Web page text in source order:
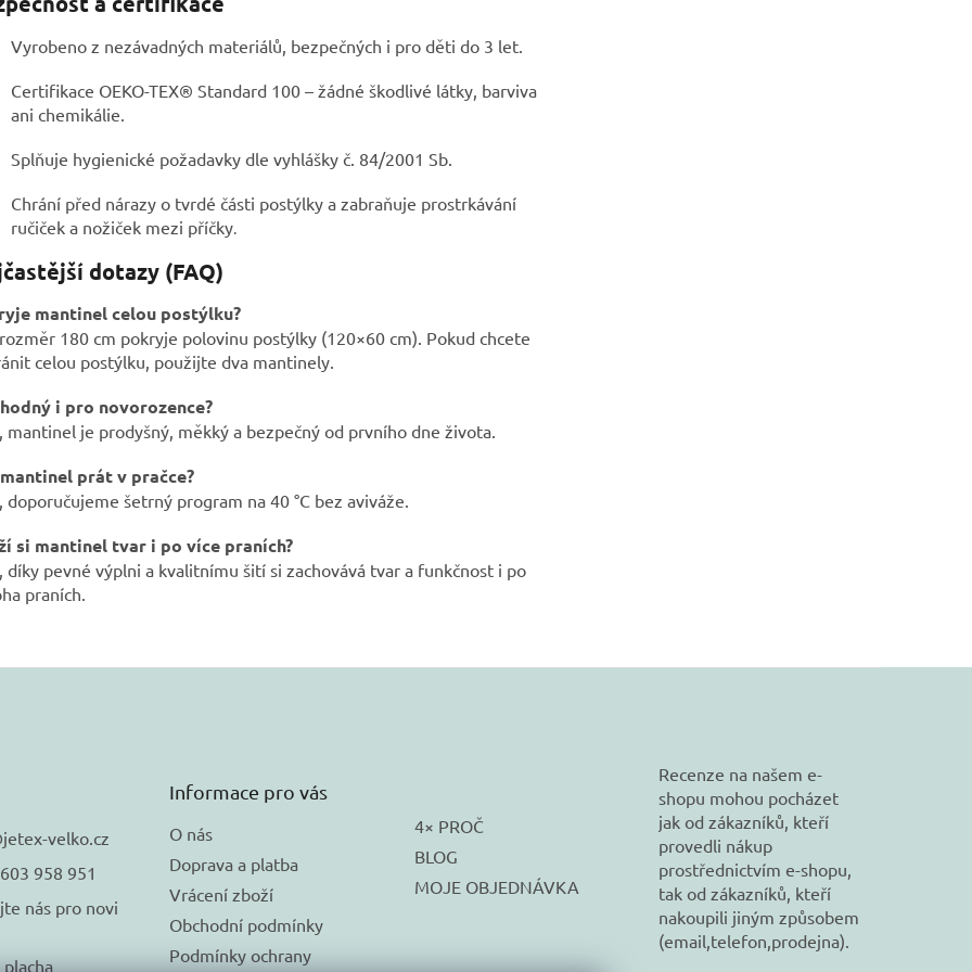
Vyrobeno z nezávadných materiálů, bezpečných i pro děti do 3 let.
Certifikace OEKO-TEX® Standard 100 – žádné škodlivé látky, barviva
ani chemikálie.
Splňuje hygienické požadavky dle vyhlášky č. 84/2001 Sb.
Chrání před nárazy o tvrdé části postýlky a zabraňuje prostrkávání
ručiček a nožiček mezi příčky.
dotazy (FAQ)
mantinel celou postýlku?
180 cm pokryje polovinu postýlky (120×60 cm). Pokud chcete
celou postýlku, použijte dva mantinely.
i pro novorozence?
mantinel je prodyšný, měkký a bezpečný od prvního dne života.
prát v pračce?
doporučujeme šetrný program na 40 °C bez aviváže.
si mantinel tvar i po více praních?
díky pevné výplni a kvalitnímu šití si zachovává tvar a funkčnost i po
praních.
jetex-velko.cz
958 951
nás pro novi
Informace pro vás
O nás
Doprava a platba
Vrácení zboží
Obchodní podmínky
Podmínky ochrany
4× PROČ
BLOG
MOJE OBJEDNÁVKA
Recenze na našem e-
shopu mohou pocházet
jak od zákazníků, kteří
provedli nákup
prostřednictvím e-shopu,
tak od zákazníků, kteří
nakoupili jiným způsobem
(email,telefon,prodejna).